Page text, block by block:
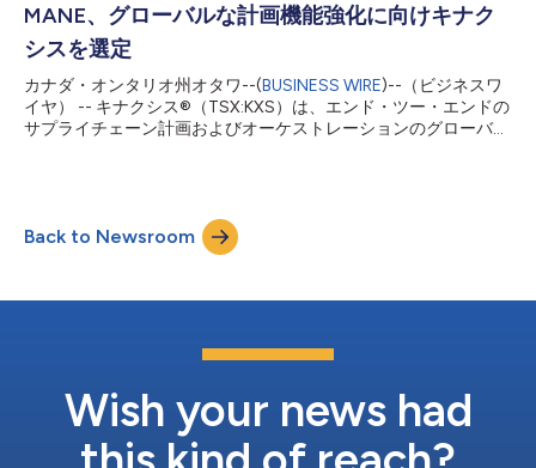
ー・ヤラスカビッチが主催し、質疑応答の時間が設けられます。
第2四半期の決算情報は、2026年8月5日（水）の市場取引終了
後に発表されます。 説明会について 日付： 2026年8月6日
（木） 時刻： 午前8時30分（米国東部時間） ウェブキャスト：
https://events.q4inc.com/attendee/854228135（3か月間録画
を視聴可能） キナクシスについて キナクシスは、現代のサプラ
イチェーン・オーケストレーションのリーダーとして、複雑なグ
MANE、グローバルな計画機能強化に向けキナク
シスを選定
カナダ・オンタリオ州オタワ--(BUSINESS WIRE)--（ビジネスワ
イヤ） -- キナクシス®（TSX:KXS）は、エンド・ツー・エンドの
サプライチェーン計画およびオーケストレーションのグローバ
る中、計画機能を刷新するためにキナクシスを選定したと発表し
ました。 南フランスに本社を置き、複数地域にまたがる広範な
グローバル展開と国際市場の顧客基盤を有するMANEは、イノベ
ントで知られています。同社は、継続的な成長と世界規模で高ま
ー・エンドの計画機能に投資しています。 市場の主要競合他社
との広範な比較・評価プロセスを経て、MANEは、複数地域にま
信を持った計画策定を支援できる実証済みの能力を評価し、
Kinaxis Maestro™プラット...
Back to Newsroom
Wish your news had